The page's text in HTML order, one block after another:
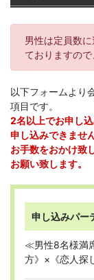
男性は定員数
ておりますので
以下フォームより
項目です。
2名以上でお申し
申し込みできません
お手数をおかけ致
お願い致します。
申し込みパー
≪男性8名様満
方》×《恋人探